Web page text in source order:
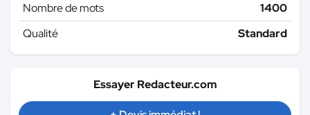
Nombre de mots
1400
Qualité
Standard
Essayer Redacteur.com